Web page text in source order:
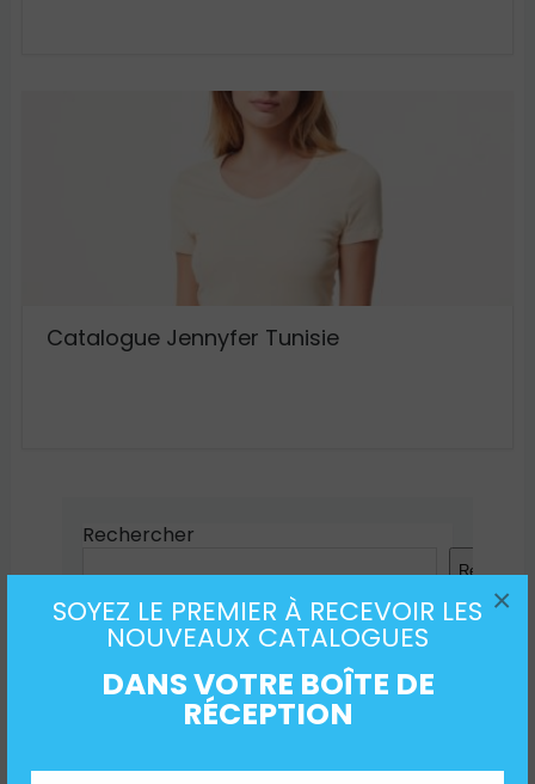
SOYEZ LE PREMIER À RECEVOIR LES
NOUVEAUX CATALOGUES
DANS VOTRE BOÎTE DE
RÉCEPTION
×
Catalogue Jennyfer Tunisie
Rechercher
NOUVEAUX CATALOGUES